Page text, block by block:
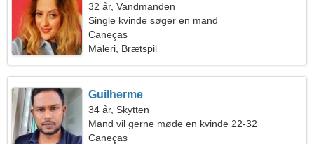
32 år, Vandmanden
Single kvinde søger en mand
Caneças
Maleri, Brætspil
Guilherme
34 år, Skytten
Mand vil gerne møde en kvinde 22-32
Caneças